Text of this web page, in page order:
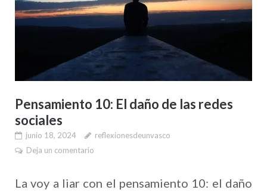
Pensamiento 10: El daño de las redes
sociales
junio 18, 2024
reflexionesdeunvasco
Deja un comentario
La voy a liar con el pensamiento 10: el daño